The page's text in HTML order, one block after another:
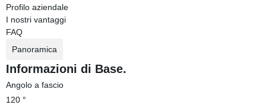
Profilo aziendale
I nostri vantaggi
FAQ
Panoramica
Informazioni di Base.
Angolo a fascio
120 °